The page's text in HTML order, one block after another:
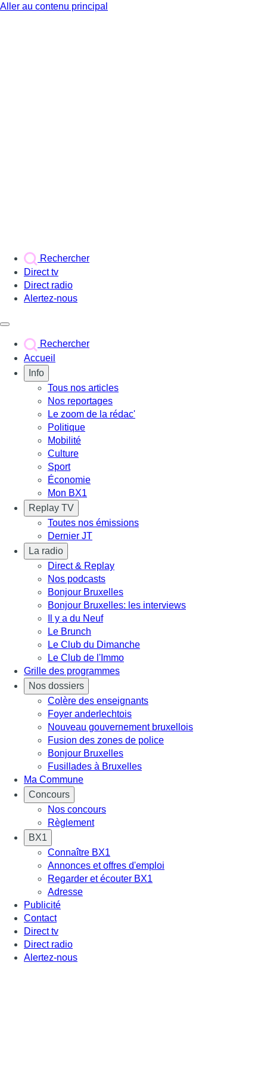
Aller au contenu principal
Rechercher
Direct tv
Direct radio
Alertez-nous
Rechercher
Accueil
Info
Tous nos articles
Nos reportages
Le zoom de la rédac'
Politique
Mobilité
Culture
Sport
Économie
Mon BX1
Replay TV
Toutes nos émissions
Dernier JT
La radio
Direct & Replay
Nos podcasts
Bonjour Bruxelles
Bonjour Bruxelles: les interviews
Il y a du Neuf
Le Brunch
Le Club du Dimanche
Le Club de l'Immo
Grille des programmes
Nos dossiers
Colère des enseignants
Foyer anderlechtois
Nouveau gouvernement bruxellois
Fusion des zones de police
Bonjour Bruxelles
Fusillades à Bruxelles
Ma Commune
Concours
Nos concours
Règlement
BX1
Connaître BX1
Annonces et offres d'emploi
Regarder et écouter BX1
Adresse
Publicité
Contact
Direct tv
Direct radio
Alertez-nous